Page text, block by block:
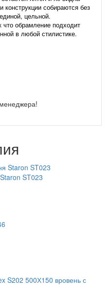
собираются без
цельной.
что обрамление подходит
в любой стилистике.
ST023